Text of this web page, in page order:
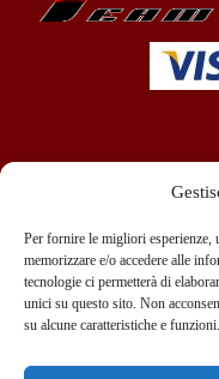
Per fornire le migliori esperienze,
memorizzare e/o accedere alle
tecnologie ci permetterà di
unici su questo sito. Non
su alcune caratteristiche e funzioni.
+39 351 970